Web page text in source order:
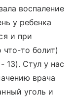
воспаление
у ребенка
и при
что-то болит)
13). Стул у нас
врача
уголь и